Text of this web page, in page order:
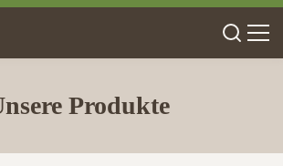
Produkte